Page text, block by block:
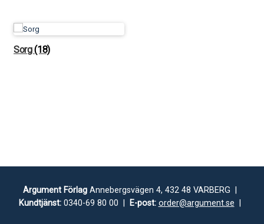
Sorg(18)
Argument FörlagAnnebergsvägen 4, 432 48 VARBERG |
Kundtjänst:0340-69 80 00 | E-post: order@argument.se